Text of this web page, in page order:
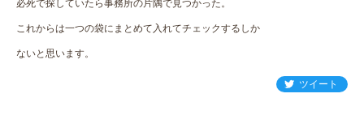
必死で探していたら事務所の片隅で見つかった。
これからは一つの袋にまとめて入れてチェックするしか
ないと思います。
ツイート